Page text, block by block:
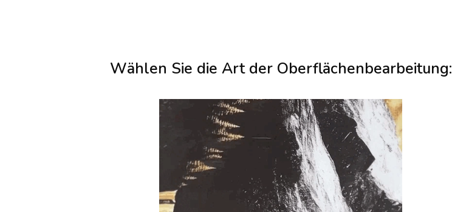
Wählen Sie die Art der Oberflächenbearbeitung: